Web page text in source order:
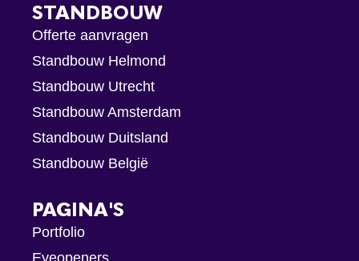
STANDBOUW
Offerte aanvragen
Standbouw Helmond
Standbouw Utrecht
Standbouw Amsterdam
Standbouw Duitsland
Standbouw België
PAGINA'S
Portfolio